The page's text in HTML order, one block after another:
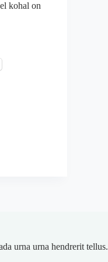
kohal on
urna urna hendrerit tellus.